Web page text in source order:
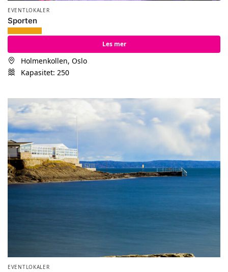
EVENTLOKALER
Sporten
Les mer
Holmenkollen, Oslo
Kapasitet: 250
EVENTLOKALER